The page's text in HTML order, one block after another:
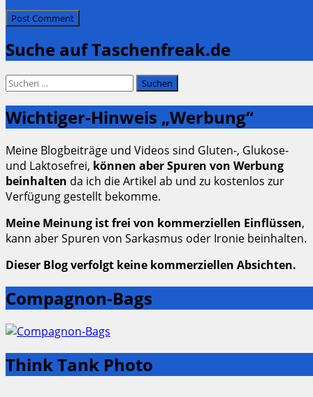
Suche auf Taschenfreak.de
Suchen
Wichtiger-Hinweis „Werbung“
Meine Blogbeiträge und Videos sind Gluten-, Glukose-
und Laktosefrei, können aber Spuren von Werbung
beinhalten da ich die Artikel ab und zu kostenlos zur
Verfügung gestellt bekomme.
Meine Meinung ist frei von kommerziellen Einflüssen,
kann aber Spuren von Sarkasmus oder Ironie beinhalten.
Dieser Blog verfolgt keine kommerziellen Absichten.
Compagnon-Bags
Think Tank Photo